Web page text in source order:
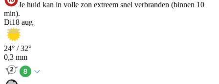
Je huid kan in volle zon extreem snel verbranden (binnen 10
min).
Di18 aug
24° /32°
0,3 mm